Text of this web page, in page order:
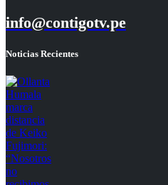
info@contigotv.pe
Noticias Recientes